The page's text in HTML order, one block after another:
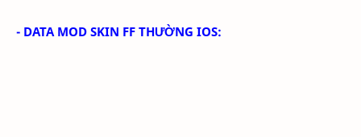
- DATA MOD SKIN FF THƯỜNG IOS: